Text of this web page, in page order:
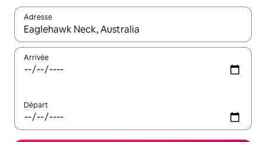
Adresse
Lorsque les résultats s'affichent, utilisez les flèches vers le
Arrivée
Départ